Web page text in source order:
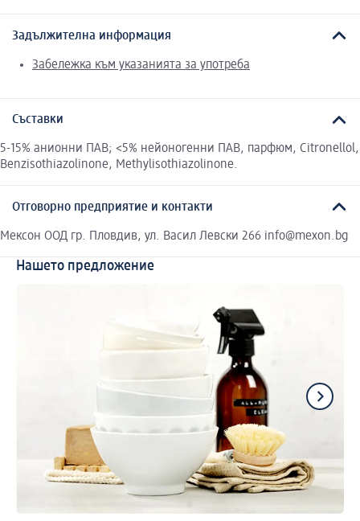
Задължителна информация
Забележка към указанията за употреба
Съставки
5-15% анионни ПАВ; <5% нейоногенни ПАВ, парфюм, Citronellol,
Benzisothiazolinone, Methylisothiazolinone.
Отговорно предприятие и контакти
Мексон ООД гр. Пловдив, ул. Васил Левски 266 info@mexon.bg
Нашето предложение